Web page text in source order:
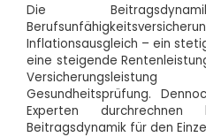
Die
Inflationsausgleich – ein
eine steigende
Gesundheitsprüfung.
Experten
Beitragsdynamik für den